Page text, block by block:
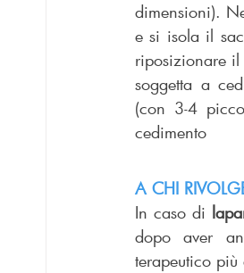
dimensioni).
e si isola il
riposizionare il
soggetta a
(con 3-4
cedimento
A CHI
In caso di
dopo aver
terapeutico